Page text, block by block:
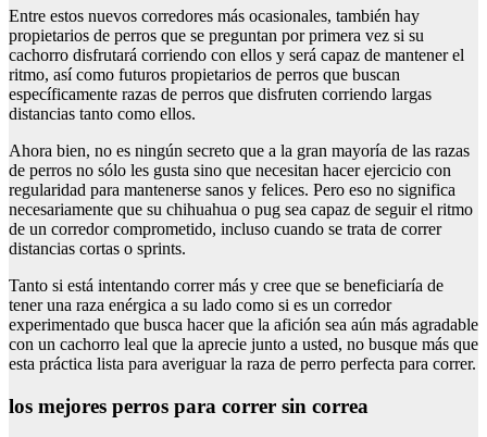
Entre estos nuevos corredores más ocasionales, también hay
propietarios de perros que se preguntan por primera vez si su
cachorro disfrutará corriendo con ellos y será capaz de mantener el
ritmo, así como futuros propietarios de perros que buscan
específicamente razas de perros que disfruten corriendo largas
distancias tanto como ellos.
Ahora bien, no es ningún secreto que a la gran mayoría de las razas
de perros no sólo les gusta sino que necesitan hacer ejercicio con
regularidad para mantenerse sanos y felices. Pero eso no significa
necesariamente que su chihuahua o pug sea capaz de seguir el ritmo
de un corredor comprometido, incluso cuando se trata de correr
distancias cortas o sprints.
Tanto si está intentando correr más y cree que se beneficiaría de
tener una raza enérgica a su lado como si es un corredor
experimentado que busca hacer que la afición sea aún más agradable
con un cachorro leal que la aprecie junto a usted, no busque más que
esta práctica lista para averiguar la raza de perro perfecta para correr.
los mejores perros para correr sin correa